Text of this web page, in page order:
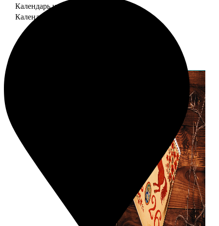
Календарь настенный 30х30
Календарь настенный 30х40